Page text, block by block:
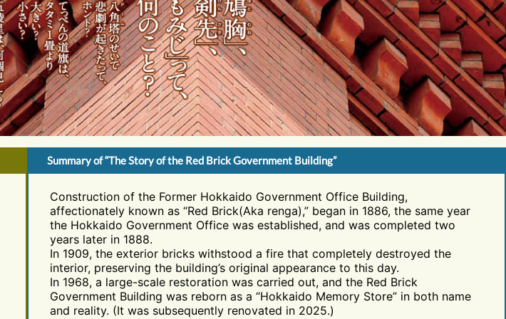
Summary of “The Story of the Red Brick Government Building”
Construction of the Former Hokkaido Government Office Building,
affectionately known as “Red Brick(Aka renga),” began in 1886, the same year
the Hokkaido Government Office was established, and was completed two
years later in 1888.
In 1909, the exterior bricks withstood a fire that completely destroyed the
interior, preserving the building’s original appearance to this day.
In 1968, a large-scale restoration was carried out, and the Red Brick
Government Building was reborn as a “Hokkaido Memory Store” in both name
and reality. (It was subsequently renovated in 2025.)